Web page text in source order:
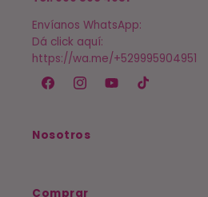
Envíanos WhatsApp:
Dá click aquí:
https://wa.me/+529995904951
FacebookInstagramYouTubeTikTok
Nosotros
Comprar